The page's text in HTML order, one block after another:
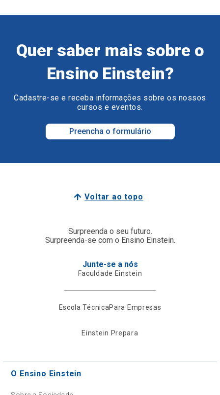
Quer saber mais sobre o
Ensino Einstein?
Cadastre-se e receba informações sobre os nossos
cursos e eventos.
Preencha o formulário
Voltar ao topo
Surpreenda o seu futuro.
Surpreenda-se com o Ensino Einstein.
Junte-se a nós
Faculdade Einstein
Escola TécnicaPara Empresas
Einstein Prepara
O Ensino Einstein